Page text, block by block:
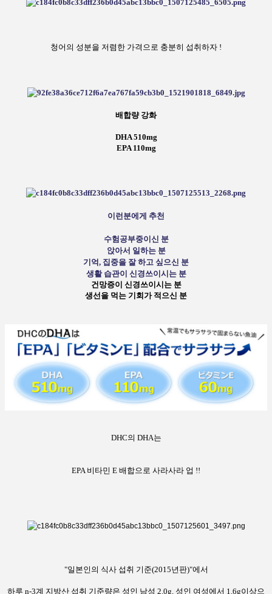
청어의 성분을 저렴한 가격으로 충분히 섭취하자 !
배합량 강화
DHA 510mg
EPA 110mg
이런분에게 추천
수험공부중이신 분
앉아서 일하는 분
기억, 집중을 잘 하고 싶으신 분
생활 습관이 신경쓰이시는 분
건망증이 신경쓰이시는 분
생선을 먹는 기회가 적으신 분
DHC의 DHA는
EPA 비타민 E 배합으로 사라사라 업 !!
"일본인의 식사 섭취 기준(2015년판)"에서
하루 n-3계 지방산 섭취 기준량은 성인 남성 2.0g 성인 여성에서 1.6g이상으